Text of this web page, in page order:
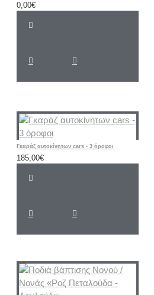
0,00€
Γκαράζ αυτοκίνητων cars - 3 όροφοι
185,00€